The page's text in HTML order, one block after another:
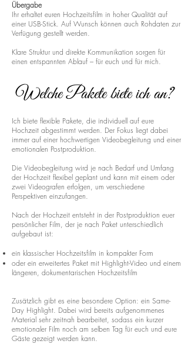
Übergabe
Ihr erhaltet euren Hochzeitsfilm in hoher Qualität auf
einer USB-Stick. Auf Wunsch können auch Rohdaten zur
Verfügung gestellt werden.
Klare Struktur und direkte Kommunikation sorgen für
einen entspannten Ablauf – für euch und für mich.
Welche Pakete biete ich an?
Ich biete flexible Pakete, die individuell auf eure
Hochzeit abgestimmt werden. Der Fokus liegt dabei
immer auf einer hochwertigen Videobegleitung und einer
emotionalen Postproduktion.
Die Videobegleitung wird je nach Bedarf und Umfang
der Hochzeit flexibel geplant und kann mit einem oder
zwei Videografen erfolgen, um verschiedene
Perspektiven einzufangen.
Nach der Hochzeit entsteht in der Postproduktion euer
persönlicher Film, der je nach Paket unterschiedlich
aufgebaut ist:
ein klassischer Hochzeitsfilm in kompakter Form
oder ein erweitertes Paket mit Highlight-Video und einem
längeren, dokumentarischen Hochzeitsfilm
Zusätzlich gibt es eine besondere Option: ein Same-
Day Highlight. Dabei wird bereits aufgenommenes
Material sehr zeitnah bearbeitet, sodass ein kurzer
emotionaler Film noch am selben Tag für euch und eure
Gäste gezeigt werden kann.